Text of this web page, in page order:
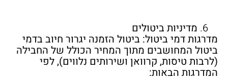
מדיניות ביטולים
מדרגות דמי ביטול: ביטול הזמנה יגרור חיוב בדמי
ביטול המחושבים מתוך המחיר הכולל של החבילה
(לרבות טיסות, קרוואן ושירותים נלווים), לפי
המדרגות הבאות: